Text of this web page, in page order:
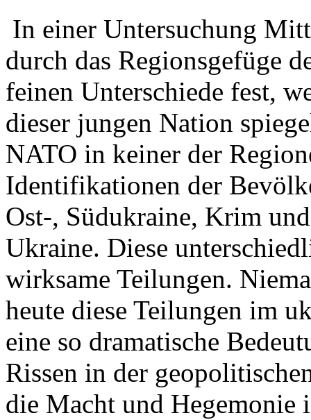
In einer Untersuchung
durch das Regionsgefüge
feinen Unterschiede fest,
dieser jungen Nation
NATO in keiner der
Identifikationen der
Ost-, Südukraine, Krim
Ukraine. Diese
wirksame Teilungen.
heute diese Teilungen im
eine so dramatische
Rissen in der
die Macht und Hegemonie